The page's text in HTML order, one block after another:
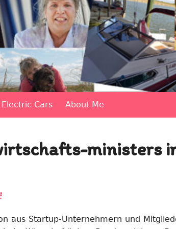
Electric Cars About Me
ministers
aus Startup-Unternehmern und